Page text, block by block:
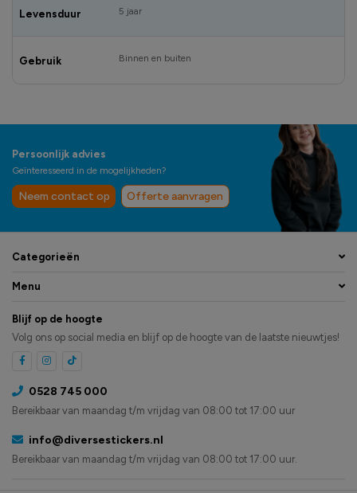
Levensduur 5 jaar
Gebruik Binnen en buiten
Persoonlijk advies
Geïnteresseerd in de mogelijkheden?
Neem contact op Offerte aanvragen
Categorieën
Menu
Blijf op de hoogte
Volg ons op social media en blijf op de hoogte van de laatste nieuwtjes!
0528 745 000
Bereikbaar van maandag t/m vrijdag van 08:00 tot 17:00 uur
info@diversestickers.nl
Bereikbaar van maandag t/m vrijdag van 08:00 tot 17:00 uur.